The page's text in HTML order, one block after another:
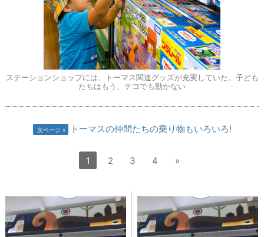
ステーションショップには、トーマス関連グッズが充実していた。子ども
たちはもう、テコでも動かない
次ページ トーマスの仲間たちの乗り物もいろいろ!
1 2 3 4 »